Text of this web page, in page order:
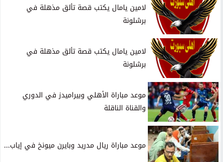
لامين يامال يكتب قصة تألق مذهلة في
برشلونة
لامين يامال يكتب قصة تألق مذهلة في
برشلونة
موعد مباراة الأهلي وبيراميدز في الدوري
والقناة الناقلة
موعد مباراة ريال مدريد وبايرن ميونخ في إياب...